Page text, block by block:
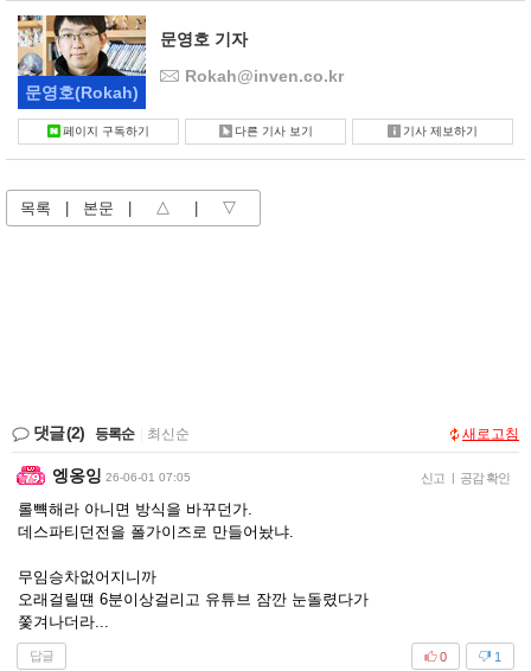
문영호(Rokah)
문영호 기자
Rokah@inven.co.kr
페이지 구독하기 다른 기사 보기 기사 제보하기
목록 본문 △ ▽
댓글(2) 등록순 최신순 새로고침
엥옹잉 26-06-01 07:05 신고 공감 확인
롤뺵해라 아니면 방식을 바꾸던가.
데스파티던전을 폴가이즈로 만들어놨냐.
무임승차없어지니까
오래걸릴떈 6분이상걸리고 유튜브 잠깐 눈돌렸다가
쫓겨나더라...
답글 1
0